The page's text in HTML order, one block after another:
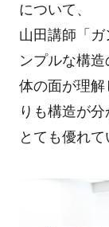
について、
山田講師「
ンプルな構
体の面が理解
りも構造が
とても優れて